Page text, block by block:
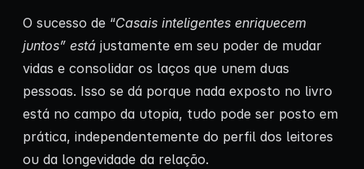
O sucesso de “Casais inteligentes enriquecem
juntos” está justamente em seu poder de mudar
vidas e consolidar os laços que unem duas
pessoas. Isso se dá porque nada exposto no livro
está no campo da utopia, tudo pode ser posto em
prática, independentemente do perfil dos leitores
ou da longevidade da relação.